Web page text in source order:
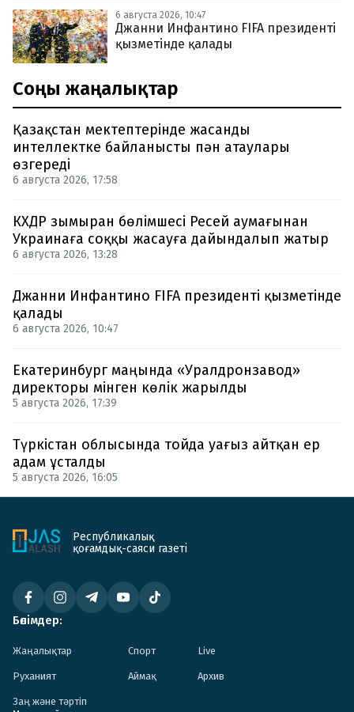
6 августа 2026, 10:47
Джанни Инфантино FIFA президенті
қызметінде қалады
Соңғы жаңалықтар
Қазақстан мектептерінде жасанды
интеллектке байланысты пән атаулары
өзгереді
6 августа 2026, 17:58
КХДР зымыран бөлімшесі Ресей аумағынан
Украинаға соққы жасауға дайындалып жатыр
6 августа 2026, 13:28
Джанни Инфантино FIFA президенті қызметінде
қалады
6 августа 2026, 10:47
Екатеринбург маңында «Уралдронзавод»
директоры мінген көлік жарылды
5 августа 2026, 17:39
Түркістан облысында тойда уағыз айтқан ер
адам ұсталды
5 августа 2026, 16:05
Республикалық
қоғамдық-саяси газеті
Бөлімдер:
Жаңалықтар Спорт Live
Руханият Аймақ Архив
Заң және тәртіп